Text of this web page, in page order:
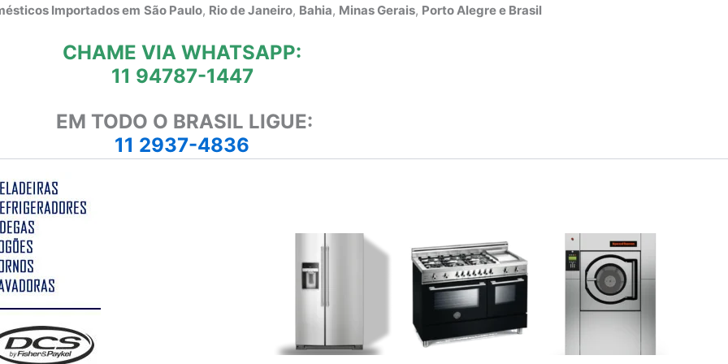
Importados em São Paulo, Rio de Janeiro, Bahia, Minas Gerais, Porto Alegre e Brasil
CHAME VIA WHATSAPP:
11 94787-1447
EM TODO O BRASIL LIGUE:
11 2937-4836